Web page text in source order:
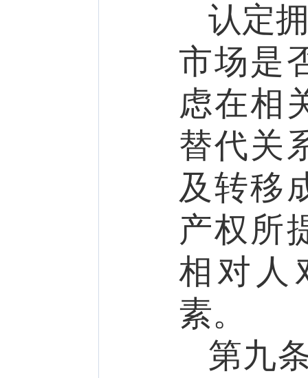
认定
市场是
虑在相
替代关
及转移
产权所
相对人
素。
第九